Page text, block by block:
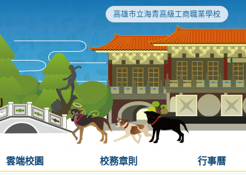
高雄市立海青高級工商職業學校
雲端校園 校務章則 行事曆